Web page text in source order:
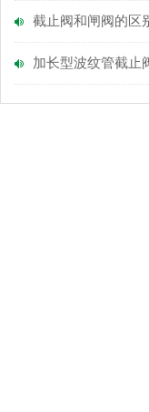
截止阀和闸阀的区
加长型波纹管截止